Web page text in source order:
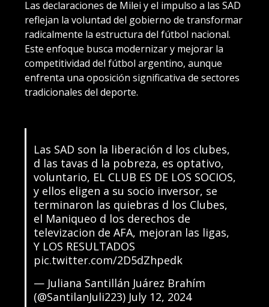
Las declaraciones de Milei y el impulso a las SAD
reflejan la voluntad del gobierno de transformar
radicalmente la estructura del fútbol nacional.
Este enfoque busca modernizar y mejorar la
competitividad del fútbol argentino, aunque
enfrenta una oposición significativa de sectores
tradicionales del deporte.
Las SAD son la liberación d los clubes,
d las tavas d la pobreza, es optativo,
voluntario, EL CLUB ES DE LOS SOCIOS,
y ellos eligen a su socio inversor, se
terminaron las quiebras d los Clubes,
el Maniqueo d los derechos de
televizacion de AFA, mejoran las ligas,
Y LOS RESULTADOS
pic.twitter.com/2D5dZhpedk
— Juliana Santillán Juárez Brahím
(@SantilanJuli223) July 12, 2024